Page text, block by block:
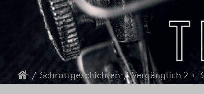
Schrottgeschichten Vergänglich 2 + 3